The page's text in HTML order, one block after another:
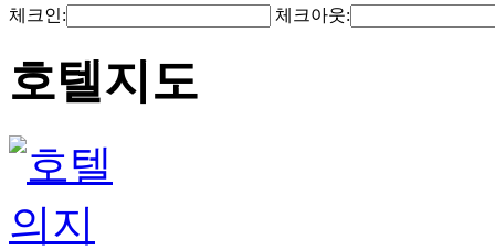
체크인: 체크아웃:
호텔지도